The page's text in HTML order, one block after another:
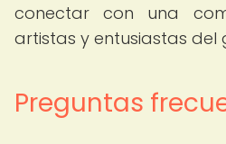
conectar con una
artistas y entusiastas del
Preguntas